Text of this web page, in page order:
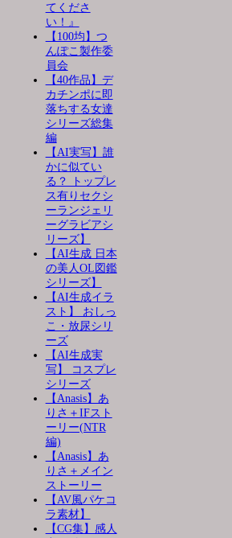
てくださ
い！』
【100均】つ
んぽこ製作委
員会
【40作品】デ
カチンポに即
落ちする女達
シリーズ総集
編
【AI実写】誰
かに似てい
る？ トップレ
ス有りセクシ
ーランジェリ
ーグラビアシ
リーズ】
【AI生成 日本
の美人OL図鑑
シリーズ】
【AI生成イラ
スト】 おしっ
こ・放尿シリ
ーズ
【AI生成実
写】 コスプレ
シリーズ
【Anasis】あ
りさ＋IFスト
ーリー(NTR
編)
【Anasis】あ
りさ＋メイン
ストーリー
【AV風パケコ
ラ素材】
【CG集】感人